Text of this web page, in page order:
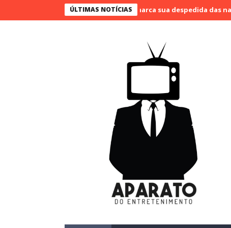
ÚLTIMAS NOTÍCIAS
Bueno narra o último jogo e marca sua despedida das narrações